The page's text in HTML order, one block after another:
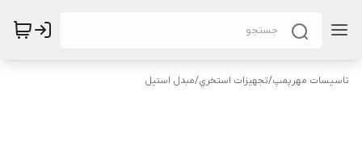
تاسیسات مهرپمپ/تجهيزات استخري/مبدل استیل